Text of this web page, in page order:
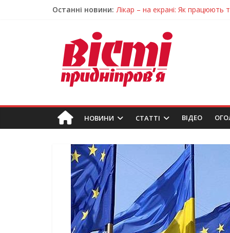
Останні новини: Лікар – на екрані: Як працюють
Пошуки тривають: на
Ветерани Дніпропетровщини
Говорити про воду без паніки:
НОВИНИ СТАТТІ ВIДЕО